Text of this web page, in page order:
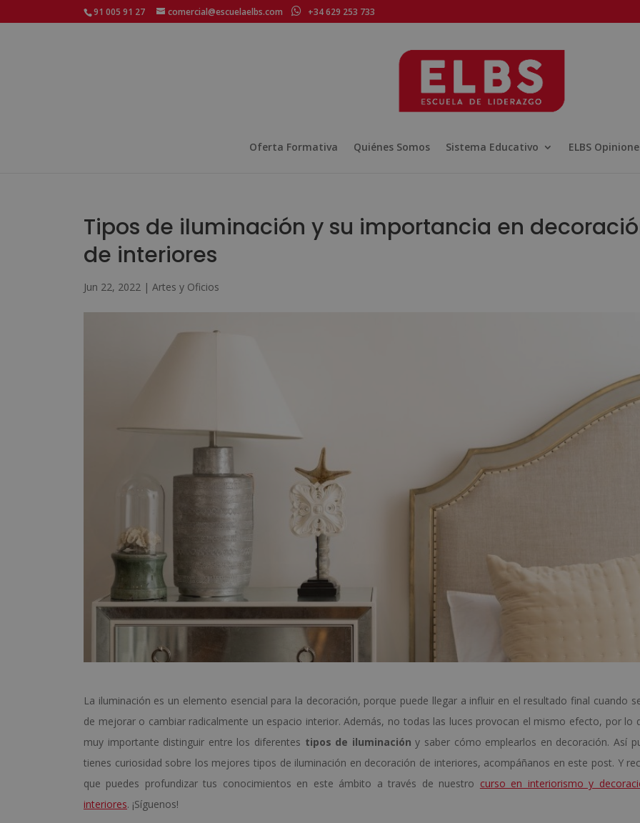
91 005 91 27 comercial@escuelaelbs.com +34 629 253 733
Oferta Formativa Quiénes Somos Sistema Educativo ELBS
Tipos de iluminación y su importancia en
de interiores
Jun 22, 2022 | Artes y Oficios
La iluminación es un elemento esencial para la decoración, porque puede llegar a influir en el resultado final cuando
de mejorar o cambiar radicalmente un espacio interior. Además, no todas las luces provocan el mismo efecto, por lo
muy importante distinguir entre los diferentes tipos de iluminación y saber cómo emplearlos en decoración. Así
tienes curiosidad sobre los mejores tipos de iluminación en decoración de interiores, acompáñanos en este post. Y
que puedes profundizar tus conocimientos en este ámbito a través de nuestro curso en interiorismo y
interiores. ¡Síguenos!